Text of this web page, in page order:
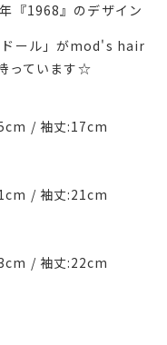
『1968』のデザイン
ール」がmod's hair
っています☆
/ 袖丈:17cm
/ 袖丈:21cm
/ 袖丈:22cm